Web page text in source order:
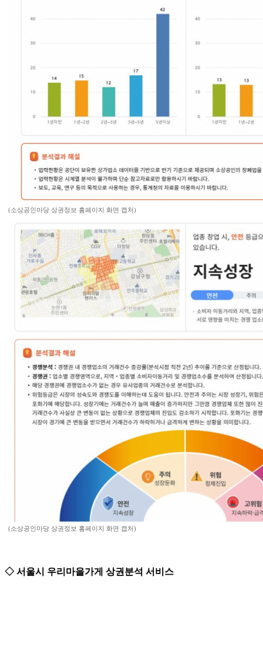
(소상공인마당 상권정보 홈페이지 화면 캡처)
(소상공인마당 상권정보 홈페이지 화면 캡처)
◇ 서울시 우리마을가게 상권분석 서비스